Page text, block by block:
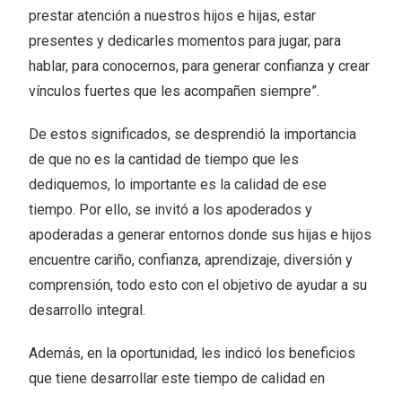
prestar atención a nuestros hijos e hijas, estar
presentes y dedicarles momentos para jugar, para
hablar, para conocernos, para generar confianza y crear
vínculos fuertes que les acompañen siempre”.
De estos significados, se desprendió la importancia
de que no es la cantidad de tiempo que les
dediquemos, lo importante es la calidad de ese
tiempo. Por ello, se invitó a los apoderados y
apoderadas a generar entornos donde sus hijas e hijos
encuentre cariño, confianza, aprendizaje, diversión y
comprensión, todo esto con el objetivo de ayudar a su
desarrollo integral.
Además, en la oportunidad, les indicó los beneficios
que tiene desarrollar este tiempo de calidad en